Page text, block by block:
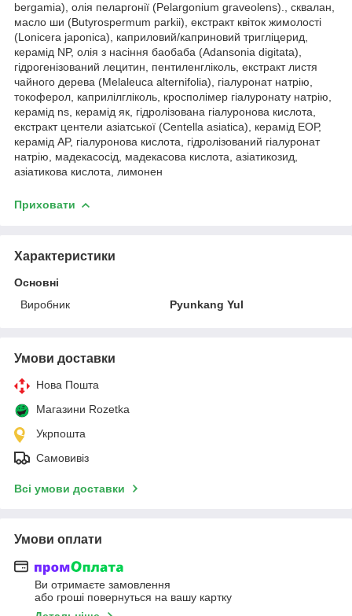
bergamia), олія пеларгонії (Pelargonium graveolens)., сквалан,
масло ши (Butyrospermum parkii), екстракт квіток жимолості
(Lonicera japonica), каприловий/каприновий тригліцерид,
керамід NP, олія з насіння баобаба (Adansonia digitata),
гідрогенізований лецитин, пентиленгліколь, екстракт листя
чайного дерева (Melaleuca alternifolia), гіалуронат натрію,
токоферол, каприлілгліколь, кросполімер гіалуронату натрію,
керамід ns, керамід як, гідролізована гіалуронова кислота,
екстракт центели азіатської (Centella asiatica), керамід ЕОР,
керамід AP, гіалуронова кислота, гідролізований гіалуронат
натрію, мадекасосід, мадекасова кислота, азіатикозид,
азіатикова кислота, лимонен
Приховати
Характеристики
Основні
Виробник
Pyunkang Yul
Умови доставки
Нова Пошта
Магазини Rozetka
Укрпошта
Самовивіз
Всі умови доставки
Умови оплати
Ви отримаєте замовлення
або гроші повернуться на вашу картку